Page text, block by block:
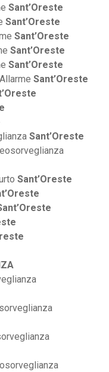
Sant’Oreste
Sant’Oreste
Sant’Oreste
Sant’Oreste
Sant’Oreste
Sant’Oreste
Sant’Oreste
Sant’Oreste